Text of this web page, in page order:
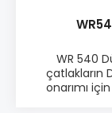
WR 540
çatlakların
onarımı